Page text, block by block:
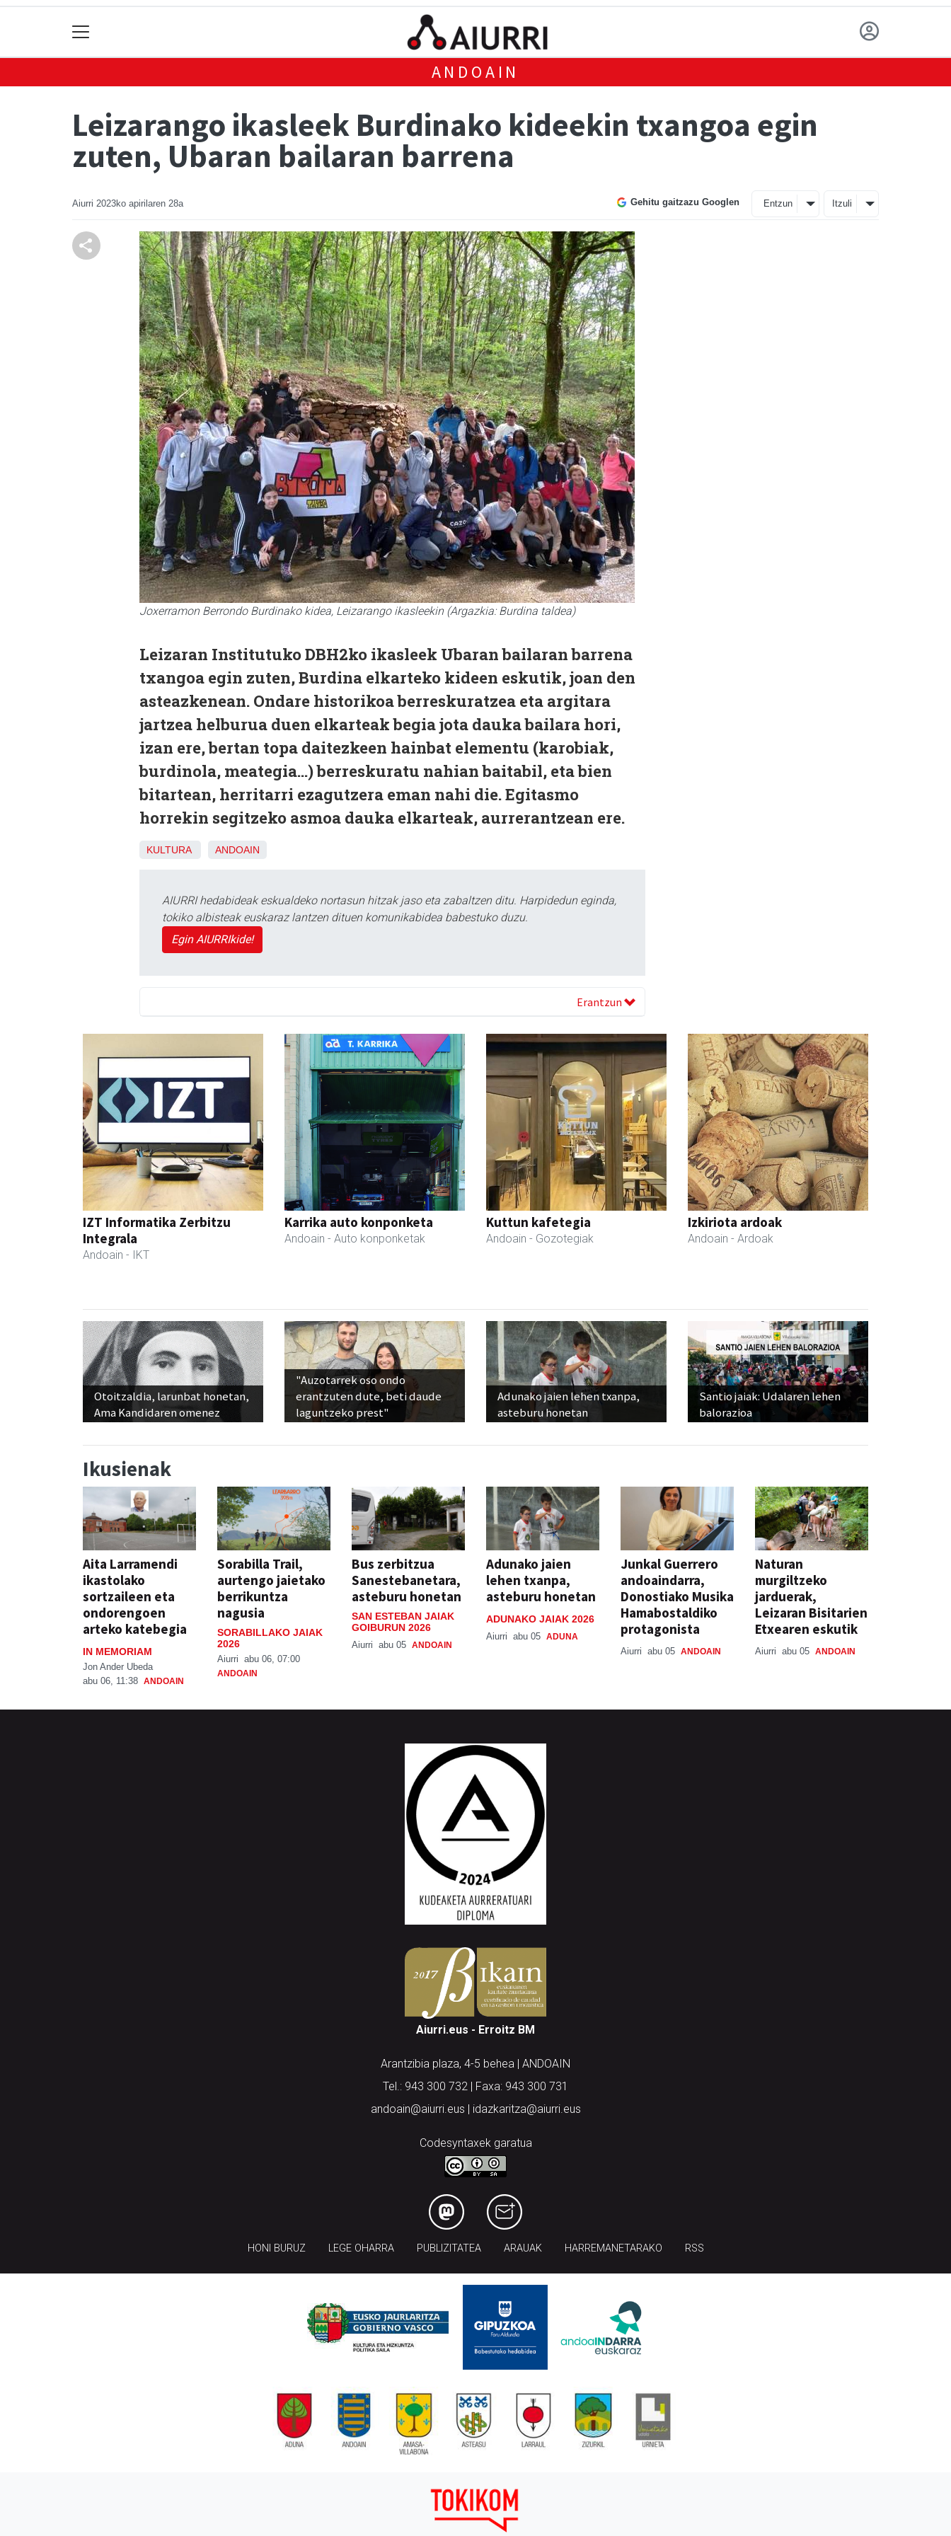
ANDOAIN
Leizarango ikasleek Burdinako kideekin txangoa egin
zuten, Ubaran bailaran barrena
Aiurri 2023ko apirilaren 28a Gehitu gaitzazu Googlen Entzun Itzuli
Joxerramon Berrondo Burdinako kidea, Leizarango ikasleekin (Argazkia: Burdina taldea)
Leizaran Institutuko DBH2ko ikasleek Ubaran bailaran barrena
txangoa egin zuten, Burdina elkarteko kideen eskutik, joan den
asteazkenean. Ondare historikoa berreskuratzea eta argitara
jartzea helburua duen elkarteak begia jota dauka bailara hori,
izan ere, bertan topa daitezkeen hainbat elementu (karobiak,
burdinola, meategia...) berreskuratu nahian baitabil, eta bien
bitartean, herritarri ezagutzera eman nahi die. Egitasmo
horrekin segitzeko asmoa dauka elkarteak, aurrerantzean ere.
KULTURA ANDOAIN
AIURRI hedabideak eskualdeko nortasun hitzak jaso eta zabaltzen ditu. Harpidedun eginda,
tokiko albisteak euskaraz lantzen dituen komunikabidea babestuko duzu.
Egin AIURRIkide!
Erantzun
IZT Informatika Zerbitzu
Integrala
Andoain - IKT
Karrika auto konponketa
Andoain - Auto konponketak
Kuttun kafetegia
Andoain - Gozotegiak
Izkiriota ardoak
Andoain - Ardoak
Otoitzaldia, larunbat honetan,
Ama Kandidaren omenez
"Auzotarrek oso ondo
erantzuten dute, beti daude
laguntzeko prest"
Adunako jaien lehen txanpa,
asteburu honetan
Santio jaiak: Udalaren lehen
balorazioa
Ikusienak
Aita Larramendi
ikastolako
sortzaileen eta
ondorengoen
arteko katebegia
IN MEMORIAM
Jon Ander Ubeda
abu 06, 11:38 ANDOAIN
Sorabilla Trail,
aurtengo jaietako
berrikuntza
nagusia
SORABILLAKO JAIAK
2026
Aiurri abu 06, 07:00
ANDOAIN
Bus zerbitzua
Sanestebanetara,
asteburu honetan
SAN ESTEBAN JAIAK
GOIBURUN 2026
Aiurri abu 05 ANDOAIN
Adunako jaien
lehen txanpa,
asteburu honetan
ADUNAKO JAIAK 2026
Aiurri abu 05 ADUNA
Junkal Guerrero
andoaindarra,
Donostiako Musika
Hamabostaldiko
protagonista
Aiurri abu 05 ANDOAIN
Naturan
murgiltzeko
jarduerak,
Leizaran Bisitarien
Etxearen eskutik
Aiurri abu 05 ANDOAIN
Aiurri.eus - Erroitz BM
Arantzibia plaza, 4-5 behea | ANDOAIN
Tel.: 943 300 732 | Faxa: 943 300 731
andoain@aiurri.eus | idazkaritza@aiurri.eus
Codesyntaxek garatua
HONI BURUZ LEGE OHARRA PUBLIZITATEA ARAUAK HARREMANETARAKO RSS